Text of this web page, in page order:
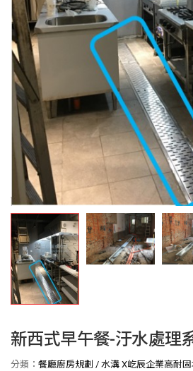
新西式早午餐-汙水處理
分類： 餐廳廚房規劃 / 水溝 X屹辰企業高耐